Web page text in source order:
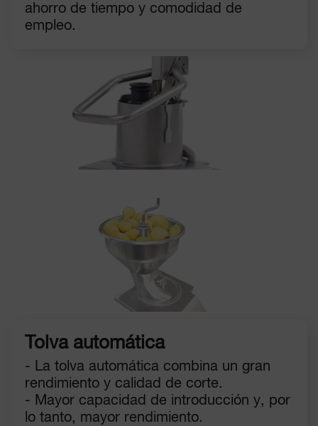
ahorro de tiempo y comodidad de
empleo.
Tolva automática
- La tolva automática combina un gran
rendimiento y calidad de corte.
- Mayor capacidad de introducción y, por
lo tanto, mayor rendimiento.